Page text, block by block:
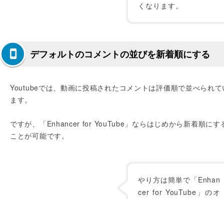
くなります。
デフォルトのコメントの並びを新着順にする
Youtubeでは、動画に投稿されたコメントは評価順で並べられて
ます。
ですが、「Enhancer for YouTube」ならはじめから新着順にす
ことが可能です。
やり方は簡単で「Enhan
cer for YouTube」のオ